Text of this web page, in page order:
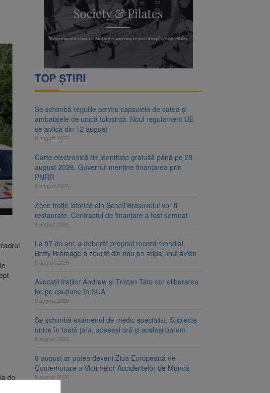
aceeași oră și același barem
folosință. Noul regulament UE se
de
TOP ȘTIRI
Se schimbă regulile pentru capsulele de cafea și
ambalajele de unică folosință. Noul regulament UE
se aplică din 12 august
9 august 2026
Carte electronică de identitate gratuită până pe 29
august 2026. Guvernul menține finanțarea prin
PNRR
9 august 2026
Zece troițe istorice din Șcheii Brașovului vor fi
restaurate. Contractul de finanțare a fost semnat
9 august 2026
La 97 de ani, a doborât propriul record mondial.
Betty Bromage a zburat din nou pe aripa unui avion
9 august 2026
Avocații fraților Andrew și Tristan Tate cer eliberarea
lor pe cauțiune în SUA
9 august 2026
Se schimbă examenul de medic specialist. Subiecte
unice în toată țara, aceeași oră și același barem
8 august 2026
8 august ar putea deveni Ziua Europeană de
Comemorare a Victimelor Accidentelor de Muncă
8 august 2026